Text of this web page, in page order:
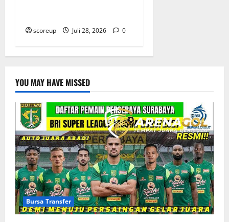
scoreup Juli 28, 2026 0
YOU MAY HAVE MISSED
Bursa Transfer